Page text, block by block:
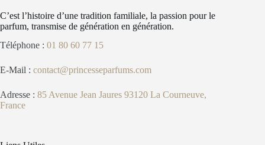
C’est l’histoire d’une tradition familiale, la passion pour le
parfum, transmise de génération en génération.
Téléphone : 01 80 60 77 15
E-Mail : contact@princesseparfums.com
Adresse : 85 Avenue Jean Jaures 93120 La Courneuve,
France